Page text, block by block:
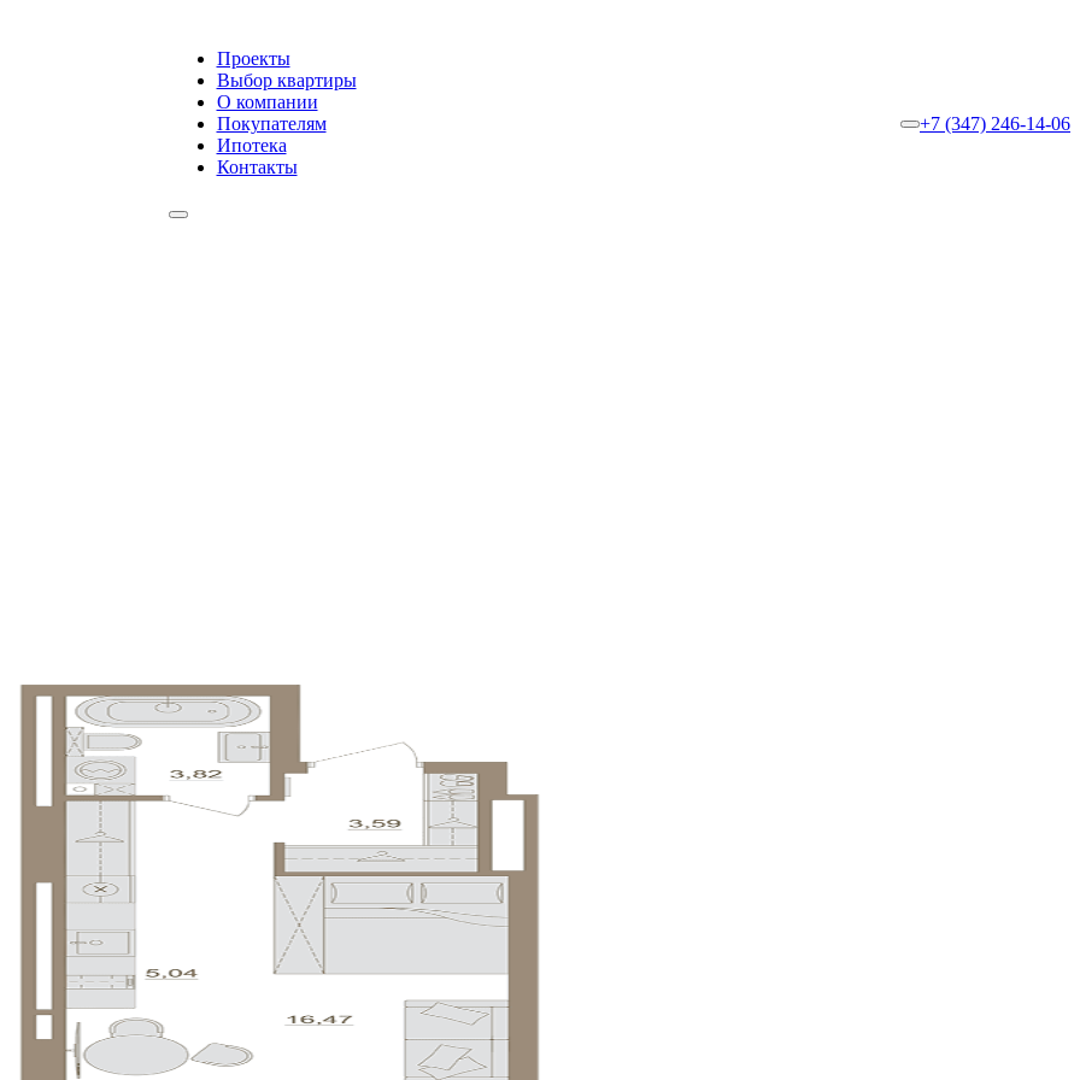
Проекты
Выбор квартиры
О компании
Покупателям
Ипотека
Контакты
+7 (347) 246-14-06